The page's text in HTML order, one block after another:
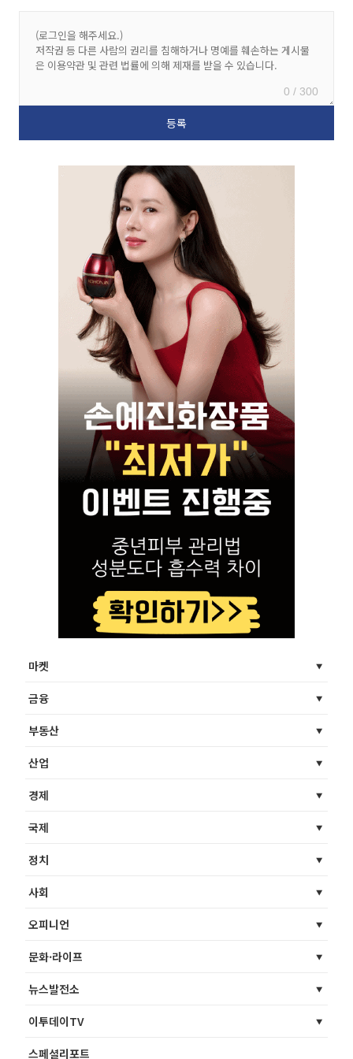
0 / 300
마켓
금융
부동산
산업
경제
국제
정치
사회
오피니언
문화·라이프
뉴스발전소
이투데이TV
스페셜리포트